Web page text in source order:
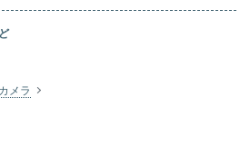
メラ